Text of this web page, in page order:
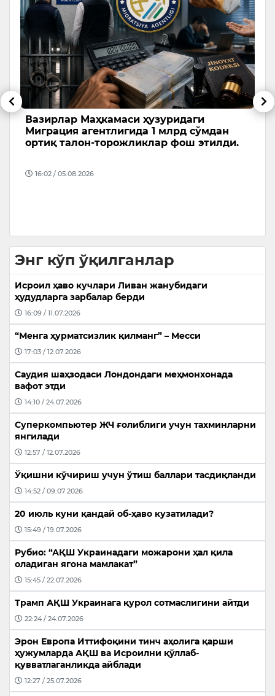
Вазирлар Маҳкамаси ҳузуридаги
Миграция агентлигида 1 млрд сўмдан
ортиқ талон-торожликлар фош этилди.
16:02 / 05.08.2026
Энг кўп ўқилганлар
Исроил ҳаво кучлари Ливан жанубидаги
ҳудудларга зарбалар берди
16:09 / 11.07.2026
“Менга ҳурматсизлик қилманг” – Месси
17:03 / 12.07.2026
Саудия шаҳзодаси Лондондаги меҳмонхонада
вафот этди
14:10 / 24.07.2026
Суперкомпьютер ЖЧ ғолиблиги учун тахминларни
янгилади
12:57 / 12.07.2026
Ўқишни кўчириш учун ўтиш баллари тасдиқланди
14:52 / 09.07.2026
20 июль куни қандай об-ҳаво кузатилади?
15:49 / 19.07.2026
Рубио: “АҚШ Украинадаги можарони ҳал қила
оладиган ягона мамлакат”
15:45 / 22.07.2026
Трамп АҚШ Украинага қурол сотмаслигини айтди
22:24 / 24.07.2026
Эрон Европа Иттифоқини тинч аҳолига қарши
ҳужумларда АҚШ ва Исроилни қўллаб-
қувватлаганликда айблади
12:27 / 25.07.2026